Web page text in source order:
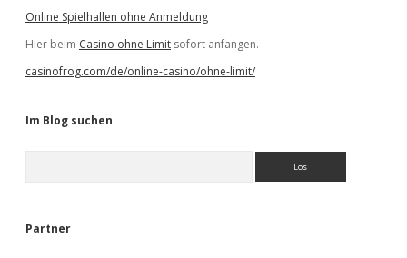
Online Spielhallen ohne Anmeldung
Hier beim Casino ohne Limit sofort anfangen.
casinofrog.com/de/online-casino/ohne-limit/
Im Blog suchen
e
Partner